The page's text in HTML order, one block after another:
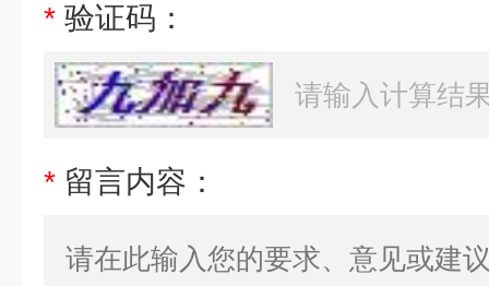
* 验证码：
* 留言内容：